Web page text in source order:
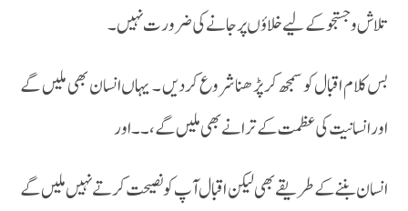
تلاش و جستجو کے لیے خلاؤں پر جانے کی ضرورت نہیں ۔
بس کلام اقبال کو سمجھ کر پڑھنا شروع کردیں ۔ یہاں انسان بھی ملیں گے
اور انسانیت کی عظمت کے ترانے بھی ملیں گے ،۔۔اور
انسان بننے کے طریقے بھی لیکن اقبال آپ کو نصیحت کرتے نہیں ملیں گے